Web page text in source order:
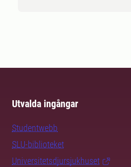
Utvalda ingångar
Studentwebb
SLU-biblioteket
Universitetsdjursjukhuset